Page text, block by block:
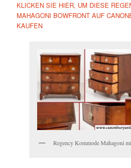
KLICKEN SIE HIER, UM DIESE
MAHAGONI BOWFRONT AUF
KAUFEN
Regency Kommode Mahagoni